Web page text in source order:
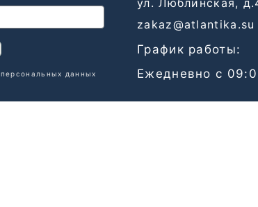
персональных данных
ул. Люблинская,
zakaz@atlantika.su
График работы:
Ежедневно с